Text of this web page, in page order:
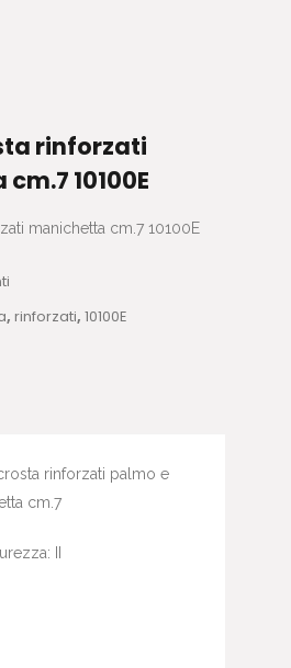
rinforzati
10100E
manichetta cm.7 10100E
, rinforzati, 10100E
rinforzati palmo e
cm.7
II